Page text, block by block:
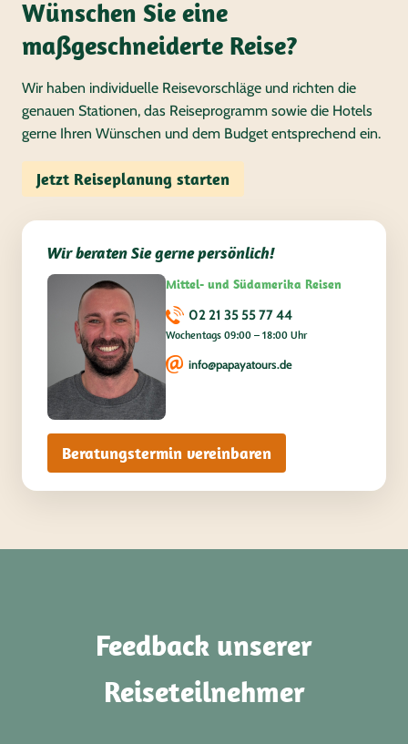
Wünschen Sie eine
maßgeschneiderte Reise?
Wir haben individuelle Reisevorschläge und richten die
genauen Stationen, das Reiseprogramm sowie die Hotels
gerne Ihren Wünschen und dem Budget entsprechend ein.
Jetzt Reiseplanung starten
Wir beraten Sie gerne persönlich!
Mittel- und Südamerika Reisen
02 21 35 55 77 44
Wochentags 09:00 – 18:00 Uhr
info@papayatours.de
Beratungstermin vereinbaren
Feedback unserer
Reiseteilnehmer